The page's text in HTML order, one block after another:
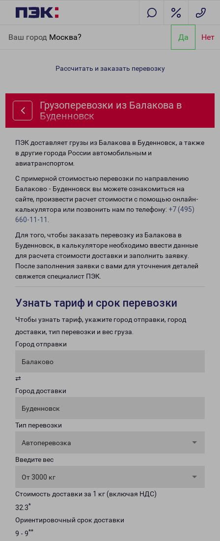
Ваш город Москва? Да Нет
Буденновск
Рассчитать и заказать перевозку
Грузоперевозки из Балакова в
Буденновск
ПЭК доставляет грузы из Балакова в Буденновск, а также
в другие города России автомобильным и
авиатранспортом.
С примерной стоимостью перевозки по направлению
Балаково - Буденновск вы можете ознакомиться на
сайте, произвести расчет стоимости с помощью онлайн-
калькулятора или позвонить нам по телефону: +7 (495)
660-11-11
Для того, чтобы заказать перевозку из Балакова в
Буденновск, в калькуляторе необходимо ввести данные
для расчета стоимости доставки и заполнить заявку.
После заполнения заявки с вами для уточнения деталей
свяжется специалист ПЭК.
Узнать тариф и срок перевозки
Чтобы узнать тариф, укажите город отправки, город
доставки, тип перевозки и вес груза.
Город отправки
Балаково
⇄
Город доставки
Буденновск
Тип перевозки
Автоперевозка
Введите вес
От 3000 кг
Стоимость доставки за 1 кг (включая НДС)
32.3*
Ориентировочный срок доставки
9 - 9**